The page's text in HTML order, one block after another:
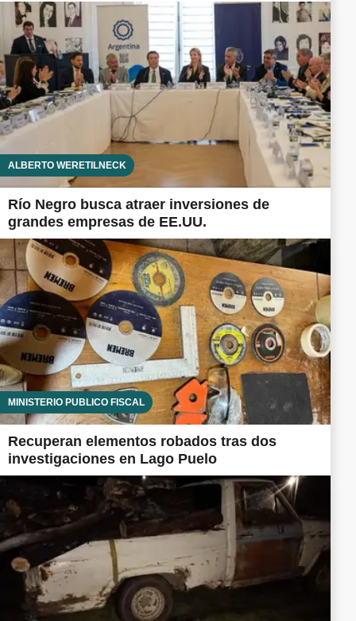
ALBERTO WERETILNECK
Río Negro busca atraer inversiones de
grandes empresas de EE.UU.
MINISTERIO PÚBLICO FISCAL
Recuperan elementos robados tras dos
investigaciones en Lago Puelo